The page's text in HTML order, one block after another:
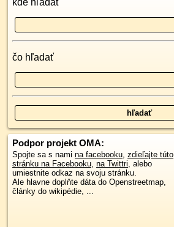
kde hľadať
čo hľadať
Podpor projekt OMA:
Spojte sa s nami na facebooku, zdieľajte túto
stránku na Facebooku, na Twittri, alebo
umiestnite odkaz na svoju stránku.
Ale hlavne doplňte dáta do Openstreetmap,
články do wikipédie, ...